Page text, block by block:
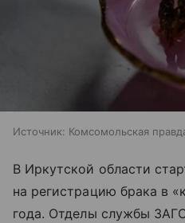
Источник: Комсомольская
В Иркутской области
на регистрацию брака в
года. Отделы службы